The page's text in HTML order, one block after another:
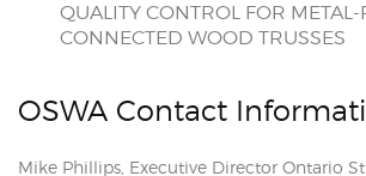
QUALITY CONTROL FOR METAL-
CONNECTED WOOD TRUSSES
OSWA Contact
Mike Phillips, Executive Director Ontario